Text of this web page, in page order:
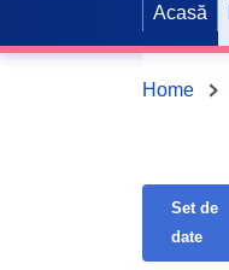
Acasă
Home
Set de
date